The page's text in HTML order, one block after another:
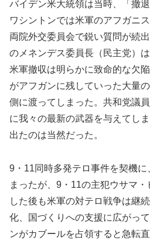
バイデン米大統領は当時、「撤
ワシントンでは米軍のアフガニ
両院外交委員会で鋭い質問が続
のメネンデス委員長（民主党）
米軍撤収は明らかに致命的な欠
がアフガンに残していった大量
側に渡ってしまった。共和党議
に我々の最新の武器を与えてし
出たのは当然だった。
9・11同時多発テロ事件を契機
まったが、9・11の主犯ウサマ
した後も米軍の対テロ戦争は継
化、国づくりへの支援に広がっ
ンがカブールを占領すると急転